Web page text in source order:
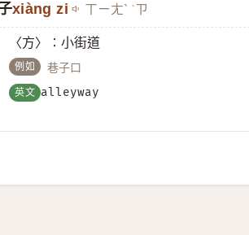
xiàng zi ㄒㄧㄤˋ ˙ㄗ
〈方〉∶小街道
例如 巷子口
英文 alleyway